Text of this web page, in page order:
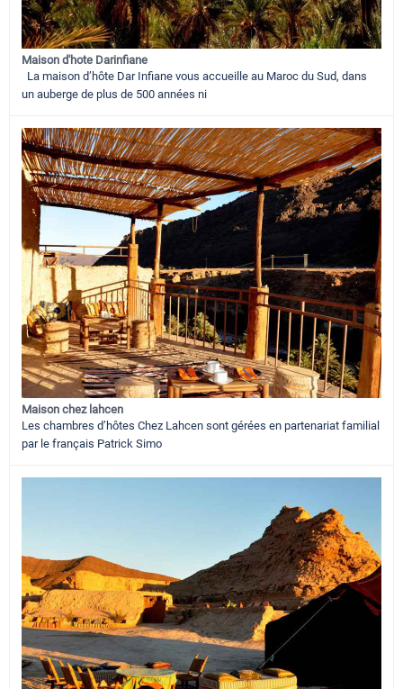
Maison d'hote Darinfiane
La maison d’hôte Dar Infiane vous accueille au Maroc du Sud, dans
un auberge de plus de 500 années ni
Maison chez lahcen
Les chambres d’hôtes Chez Lahcen sont gérées en partenariat familial
par le français Patrick Simo